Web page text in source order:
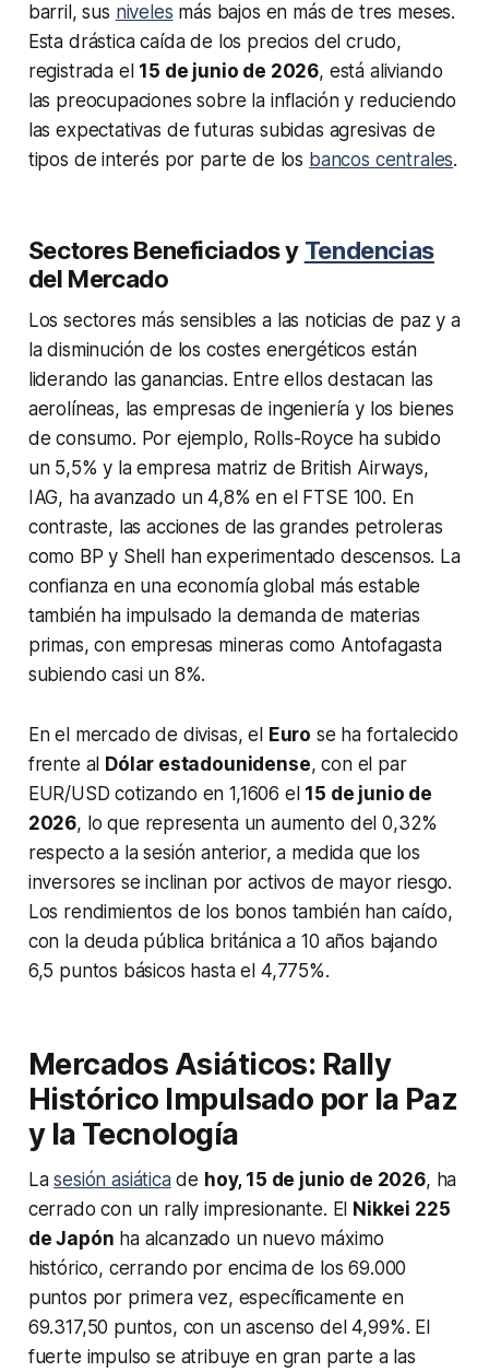
barril, sus niveles más bajos en más de tres meses.
Esta drástica caída de los precios del crudo,
registrada el 15 de junio de 2026, está aliviando
las preocupaciones sobre la inflación y reduciendo
las expectativas de futuras subidas agresivas de
tipos de interés por parte de los bancos centrales.
Sectores Beneficiados y Tendencias
del Mercado
Los sectores más sensibles a las noticias de paz y a
la disminución de los costes energéticos están
liderando las ganancias. Entre ellos destacan las
aerolíneas, las empresas de ingeniería y los bienes
de consumo. Por ejemplo, Rolls-Royce ha subido
un 5,5% y la empresa matriz de British Airways,
IAG, ha avanzado un 4,8% en el FTSE 100. En
contraste, las acciones de las grandes petroleras
como BP y Shell han experimentado descensos. La
confianza en una economía global más estable
también ha impulsado la demanda de materias
primas, con empresas mineras como Antofagasta
subiendo casi un 8%.
En el mercado de divisas, el Euro se ha fortalecido
frente al Dólar estadounidense, con el par
EUR/USD cotizando en 1,1606 el 15 de junio de
2026, lo que representa un aumento del 0,32%
respecto a la sesión anterior, a medida que los
inversores se inclinan por activos de mayor riesgo.
Los rendimientos de los bonos también han caído,
con la deuda pública británica a 10 años bajando
6,5 puntos básicos hasta el 4,775%.
Mercados Asiáticos: Rally
Histórico Impulsado por la Paz
y la Tecnología
Lasesión asiáticade hoy, 15 de junio de 2026, ha
cerrado con un rally impresionante. El Nikkei 225
de Japón ha alcanzado un nuevo máximo
histórico, cerrando por encima de los 69.000
puntos por primera vez, específicamente en
69.317,50 puntos, con un ascenso del 4,99%. El
fuerte impulso se atribuye en gran parte a las